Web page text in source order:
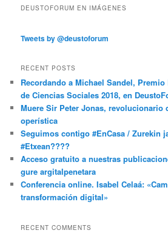
DEUSTOFORUM EN IMÁGENES
Tweets by @deustoforum
RECENT POSTS
Recordando a Michael Sandel,
de Ciencias Sociales 2018, en
Muere Sir Peter Jonas, revolucionario
operística
Seguimos contigo #EnCasa / Zurekin
#Etxean????
Acceso gratuito a nuestras
gure argitalpenetara
Conferencia online. Isabel Celaá:
transformación digital»
RECENT COMMENTS